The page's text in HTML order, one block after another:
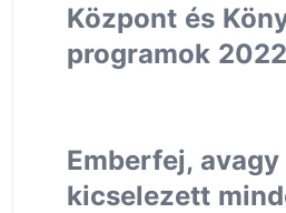
Központ és
programok
Emberfej, avagy
kicselezett